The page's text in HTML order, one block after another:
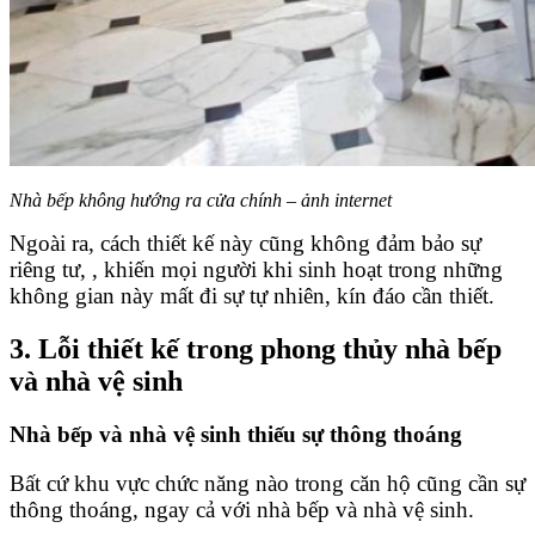
Nhà bếp không hướng ra cửa chính – ảnh internet
Ngoài ra, cách thiết kế này cũng không đảm bảo sự
riêng tư, , khiến mọi người khi sinh hoạt trong những
không gian này mất đi sự tự nhiên, kín đáo cần thiết.
3. Lỗi thiết kế trong phong thủy nhà bếp
và nhà vệ sinh
Nhà bếp và nhà vệ sinh thiếu sự thông thoáng
Bất cứ khu vực chức năng nào trong căn hộ cũng cần sự
thông thoáng, ngay cả với nhà bếp và nhà vệ sinh.